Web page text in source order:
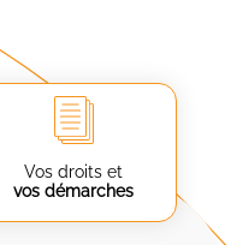
Vos droits et
vos démarches